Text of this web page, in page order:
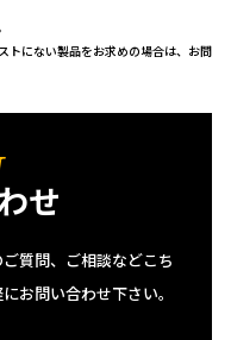
トにない製品をお求めの場合は、お問
せ
質問、ご相談などこち
お問い合わせ下さい。